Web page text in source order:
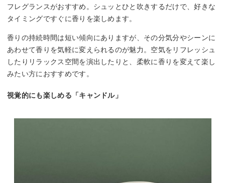
フレグランスがおすすめ。シュッとひと吹きするだけで、好きな
タイミングですぐに香りを楽しめます。
香りの持続時間は短い傾向にありますが、その分気分やシーンに
あわせて香りを気軽に変えられるのが魅力。空気をリフレッシュ
したりリラックス空間を演出したりと、柔軟に香りを変えて楽し
みたい方におすすめです。
視覚的にも楽しめる「キャンドル」